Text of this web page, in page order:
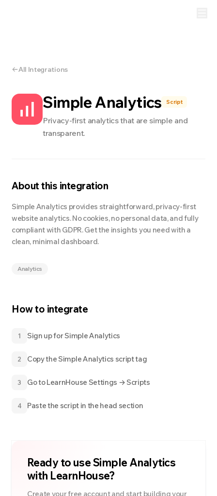
All Integrations
Simple Analytics Script
Privacy-first analytics that are simple and
transparent.
About this integration
Simple Analytics provides straightforward, privacy-first
website analytics. No cookies, no personal data, and fully
compliant with GDPR. Get the insights you need with a
clean, minimal dashboard.
Analytics
How to integrate
1 Sign up for Simple Analytics
2 Copy the Simple Analytics script tag
3 Go to LearnHouse Settings → Scripts
4 Paste the script in the head section
Ready to useSimple Analytics
with LearnHouse?
Create your free account and start building your